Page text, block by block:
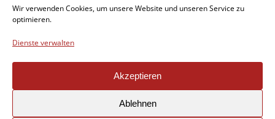
Wir verwenden Cookies, um unsere Website und unseren Service zu
optimieren.
Dienste verwalten
Akzeptieren
Ablehnen